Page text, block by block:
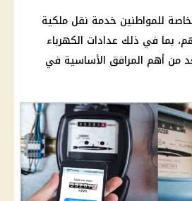
للمواطنين خدمة نقل ملكية
بما في ذلك عدادات الكهرباء
من أهم المرافق الأساسية في